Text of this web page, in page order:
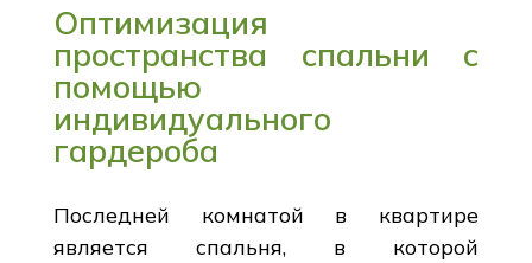
Оптимизация
пространства спальни с
помощью
индивидуального
гардероба
Последней комнатой в квартире
является спальня, в которой